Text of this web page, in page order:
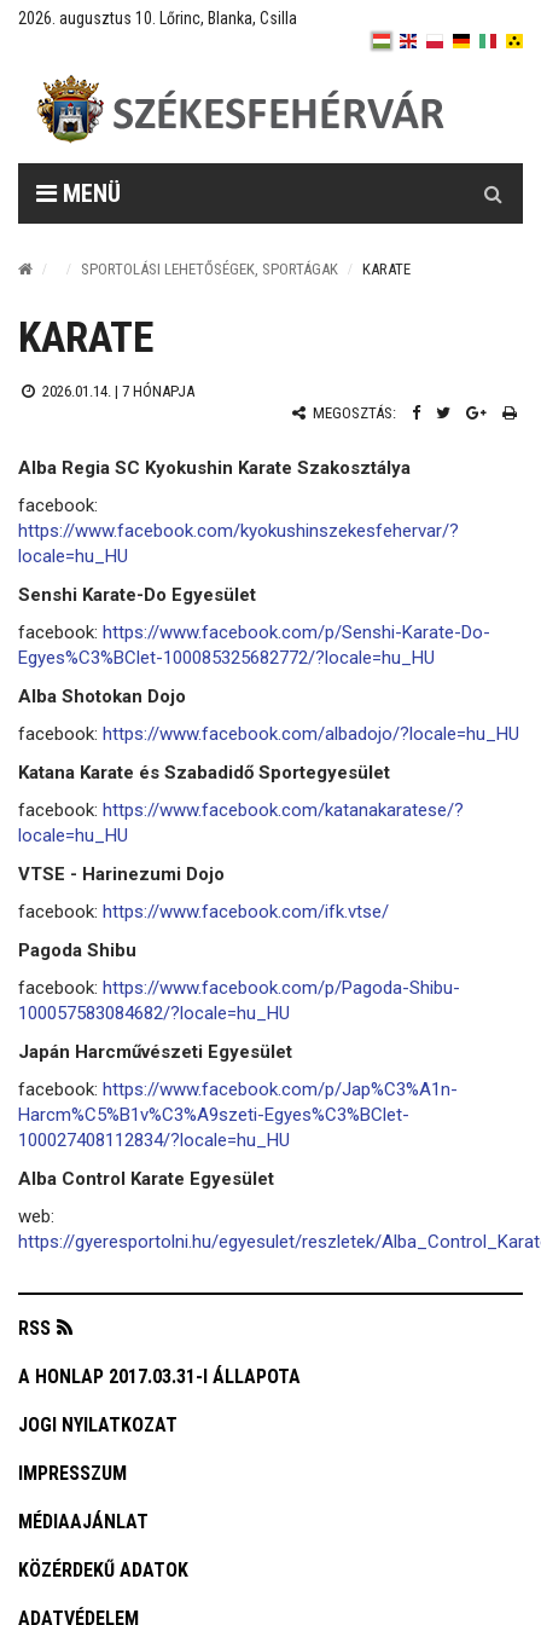
2026. augusztus 10. Lőrinc, Blanka, Csilla
MENÜ
SPORTOLÁSI LEHETŐSÉGEK, SPORTÁGAK KARATE
KARATE
2026.01.14. | 7 HÓNAPJA
MEGOSZTÁS:
Alba Regia SC Kyokushin Karate Szakosztálya
facebook:
https://www.facebook.com/kyokushinszekesfehervar/?
locale=hu_HU
Senshi Karate-Do Egyesület
facebook: https://www.facebook.com/p/Senshi-Karate-Do-
Egyes%C3%BClet-100085325682772/?locale=hu_HU
Alba Shotokan Dojo
facebook: https://www.facebook.com/albadojo/?locale=hu_HU
Katana Karate és Szabadidő Sportegyesület
facebook: https://www.facebook.com/katanakaratese/?
locale=hu_HU
VTSE - Harinezumi Dojo
facebook: https://www.facebook.com/ifk.vtse/
Pagoda Shibu
facebook: https://www.facebook.com/p/Pagoda-Shibu-
100057583084682/?locale=hu_HU
Japán Harcművészeti Egyesület
facebook: https://www.facebook.com/p/Jap%C3%A1n-
Harcm%C5%B1v%C3%A9szeti-Egyes%C3%BClet-
100027408112834/?locale=hu_HU
Alba Control Karate Egyesület
web:
https://gyeresportolni.hu/egyesulet/reszletek/
RSS
A HONLAP 2017.03.31-I ÁLLAPOTA
JOGI NYILATKOZAT
IMPRESSZUM
MÉDIAAJÁNLAT
KÖZÉRDEKŰ ADATOK
ADATVÉDELEM